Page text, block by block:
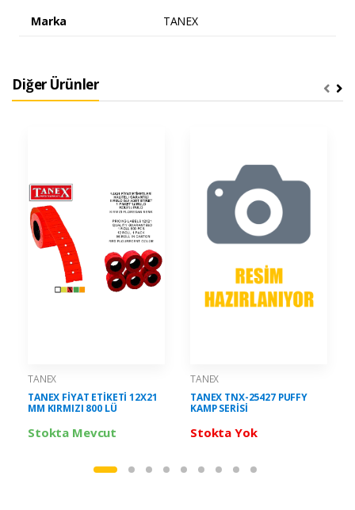
Marka TANEX
Diğer Ürünler
TANEX
TANEX FİYAT ETİKETİ 12X21
MM KIRMIZI 800 LÜ
Stokta Mevcut
TANEX
TANEX TNX-25427 PUFFY
KAMP SERİSİ
Stokta Yok